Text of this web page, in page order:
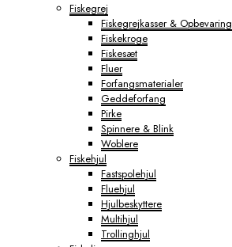
Fiskegrej
Fiskegrejkasser & Opbevaring
Fiskekroge
Fiskesæt
Fluer
Forfangsmaterialer
Geddeforfang
Pirke
Spinnere & Blink
Woblere
Fiskehjul
Fastspolehjul
Fluehjul
Hjulbeskyttere
Multihjul
Trollinghjul